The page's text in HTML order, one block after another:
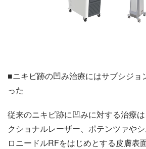
■ニキビ跡の凹み治療にはサブシジョ
った
従来のニキビ跡に凹みに対する治療
クショナルレーザー、ポテンツァや
ロニードルRFをはじめとする皮膚表